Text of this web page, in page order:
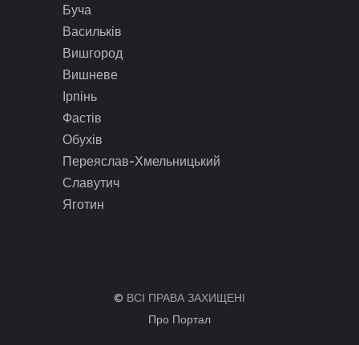
Буча
Васильків
Вишгород
Вишневе
Ірпінь
Фастів
Обухів
Переяслав-Хмельницький
Славутич
Яготин
© ВСІ ПРАВА ЗАХИЩЕНІ
Про Портал